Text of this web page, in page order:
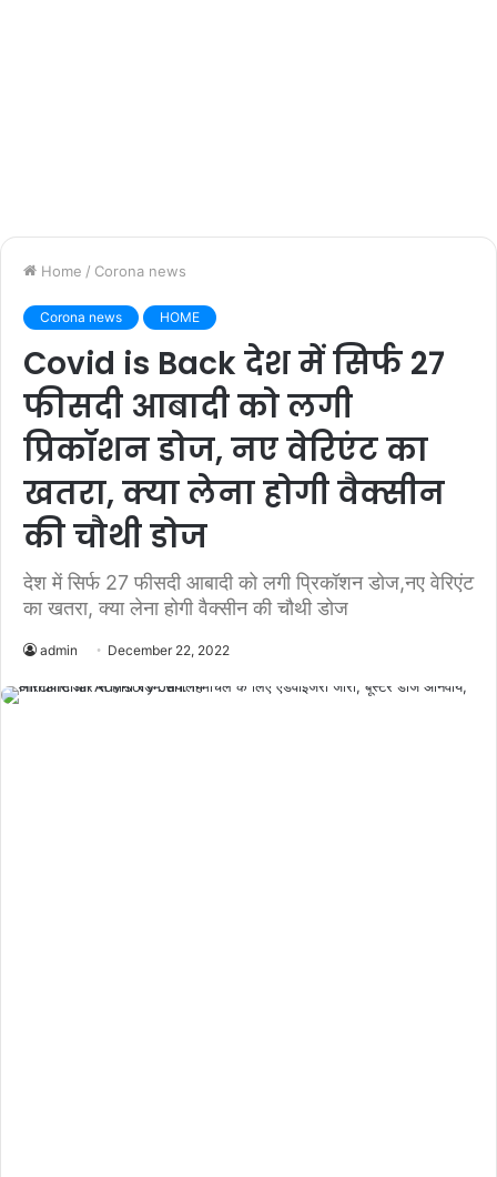
Home / Corona news
Corona news HOME
Covid is Back देश में सिर्फ 27
फीसदी आबादी को लगी
प्रिकॉशन डोज, नए वेरिएंट का
खतरा, क्या लेना होगी वैक्सीन
की चौथी डोज
देश में सिर्फ 27 फीसदी आबादी को लगी प्रिकॉशन डोज,नए वेरिएंट
का खतरा, क्या लेना होगी वैक्सीन की चौथी डोज
admin December 22, 2022